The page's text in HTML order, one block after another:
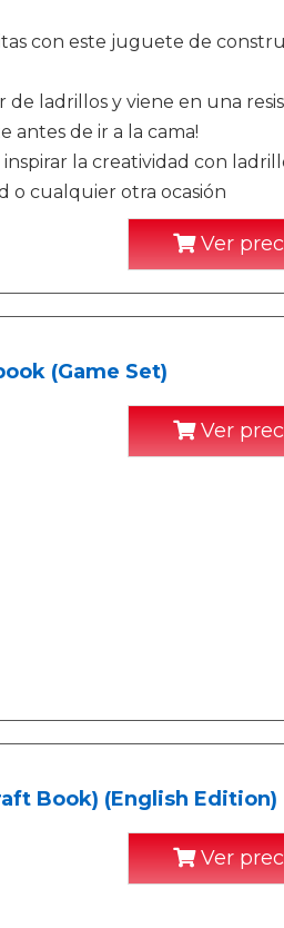
con este juguete de
de ladrillos y viene en una
antes de ir a la cama!
inspirar la creatividad con
o cualquier otra ocasión
Ver
(Game Set)
Ver
Book) (English Edition)
Ver